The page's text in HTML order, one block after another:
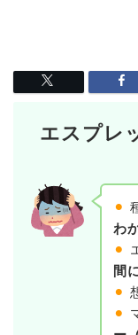
エスプレ
⚫︎
わ
⚫︎
間
⚫︎
⚫︎